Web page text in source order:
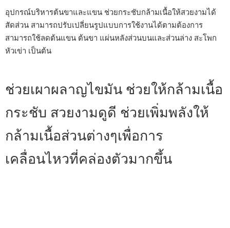
อุปกรณ์บริหารต้นขาและแขน ช่วยกระชับกล้ามเนื้อให้สวยงามได้
สัดส่วน สามารถปรับเปลี่ยนรูปแบบการใช้งานได้ตามต้องการ
สามารถใช้ลดต้นแขน ต้นขา แผ่นหลังส่วนบนและส่วนล่าง สะโพก
หัวเข่า เป็นต้น
ช่วยเผาผลาญไขมัน ช่วยให้กล้ามเนื้อ
กระชับ สวยงามดูดี ช่วยเพิ่มพลังให้
กล้ามเนื้อส่วนต่างๆเพื่อการ
เคลื่อนไหวที่คล่องตัวมากขึ้น